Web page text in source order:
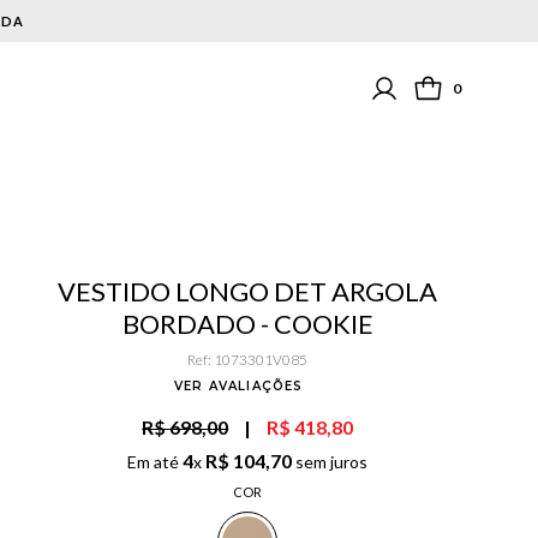
0
VESTIDO LONGO DET ARGOLA
BORDADO - COOKIE
Ref: 1073301V085
VER AVALIAÇÕES
R$ 698,00 | R$ 418,80
Em até4x R$ 104,70 sem juros
COR